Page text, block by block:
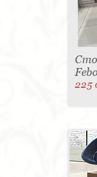
225